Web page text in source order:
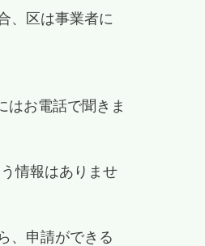
、区は事業者に
はお電話で聞きま
情報はありませ
、申請ができる